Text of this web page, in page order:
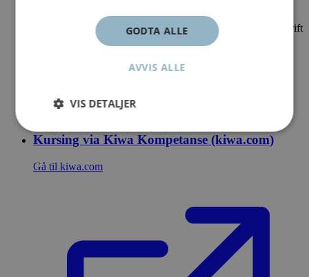
FG Skadeteknikk har utarbeidet en anbefalt sikkerhetsforskrift
for automatiske brannalarmanlegg i samarbeid med
gjelder for næringsbygg og landbruksnæringen, og viser til
Kursing via Kiwa Kompetanse (kiwa.com)
Gå til kiwa.com
GODTA ALLE
AVVIS ALLE
VIS DETALJER